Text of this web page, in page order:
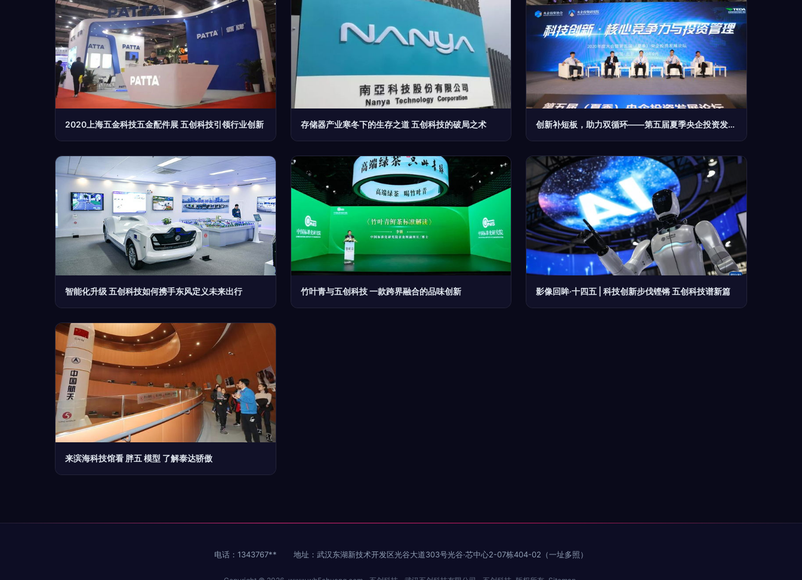
2020上海五金科技五金配件展 五创科技引领行业创新 存储器产业寒冬下的生存之道 五创科技的破局之术 创新补短板，助力双循环——第五届夏季央企投资发展论坛聚焦科技创新提升核心竞争力
智能化升级 五创科技如何携手东风定义未来出行 竹叶青与五创科技 一款跨界融合的品味创新 影像回眸·十四五 | 科技创新步伐铿锵 五创科技谱新篇
来滨海科技馆看 胖五 模型 了解泰达骄傲
电话：1343767** 地址：武汉东湖新技术开发区光谷大道303号光谷·芯中心2-07栋404-02（一址多照）